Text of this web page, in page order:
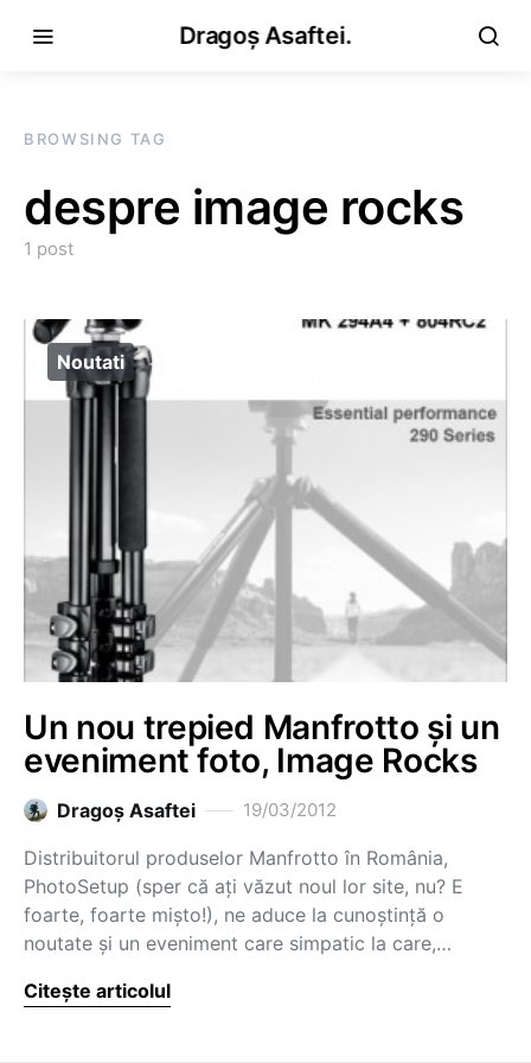
Dragoș Asaftei.
BROWSING TAG
despre image rocks
1 post
Noutati
Un nou trepied Manfrotto și un
eveniment foto, Image Rocks
Dragoş Asaftei 19/03/2012
Distribuitorul produselor Manfrotto în România,
PhotoSetup (sper că ați văzut noul lor site, nu? E
foarte, foarte mișto!), ne aduce la cunoștință o
noutate și un eveniment care simpatic la care,…
Citește articolul